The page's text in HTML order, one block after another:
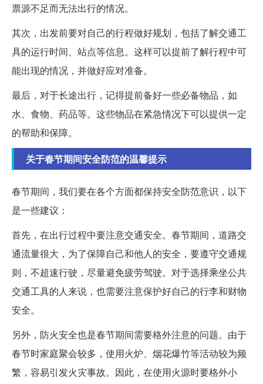
票源不足而无法出行的情况。
其次，出发前要对自己的行程做好规划，包括了解交通工
具的运行时间、站点等信息。这样可以提前了解行程中可
能出现的情况，并做好应对准备。
最后，对于长途出行，记得提前备好一些必备物品，如
水、食物、药品等。这些物品在紧急情况下可以提供一定
的帮助和保障。
关于春节期间安全防范的温馨提示
春节期间，我们要在各个方面都保持安全防范意识，以下
是一些建议：
首先，在出行过程中要注意交通安全。春节期间，道路交
通流量很大，为了保障自己和他人的安全，要遵守交通规
则，不超速行驶，尽量避免疲劳驾驶。对于选择乘坐公共
交通工具的人来说，也需要注意保护好自己的行李和财物
安全。
另外，防火安全也是春节期间需要格外注意的问题。由于
春节时家庭聚会较多，使用火炉、烟花爆竹等活动较为频
繁，容易引发火灾事故。因此，在使用火源时要格外小